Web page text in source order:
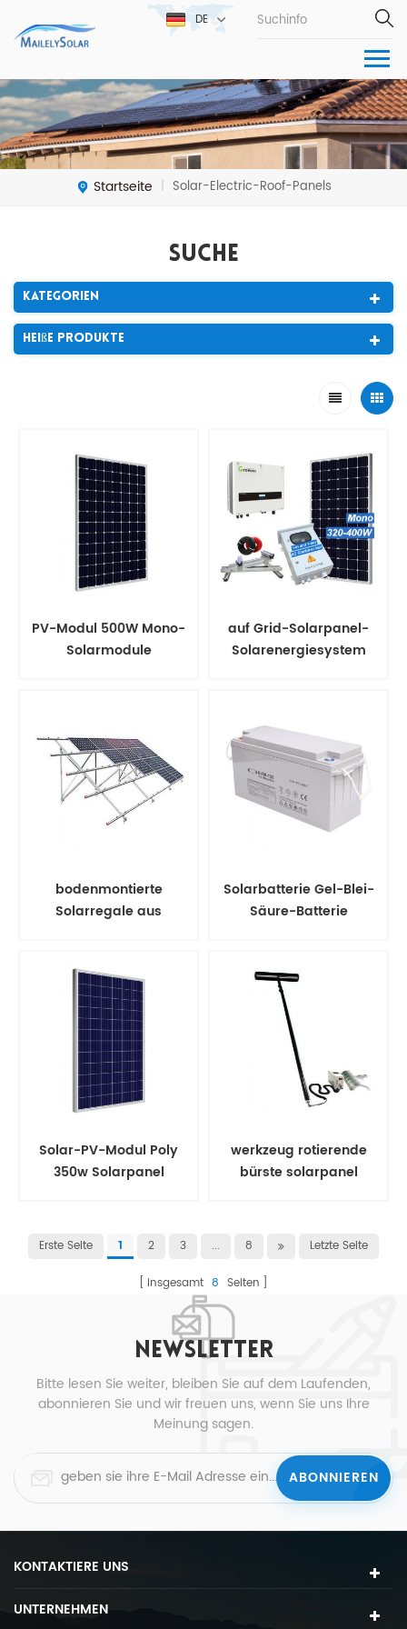
DE
Startseite | Solar-Electric-Roof-Panels
Suche
Kategorien
Heiße Produkte
PV-Modul 500W Mono-
Solarmodule
auf Grid-Solarpanel-
Solarenergiesystem
bodenmontierte
Solarregale aus
Solarbatterie Gel-Blei-
Säure-Batterie
Solar-PV-Modul Poly
350w Solarpanel
werkzeug rotierende
bürste solarpanel
Erste Seite 1 2 3 ... 8 Letzte Seite
insgesamt 8 Seiten
NEWSLETTER
Bitte lesen Sie weiter, bleiben Sie auf dem Laufenden,
abonnieren Sie und wir freuen uns, wenn Sie uns Ihre
Meinung sagen.
KONTAKTIERE UNS
UNTERNEHMEN